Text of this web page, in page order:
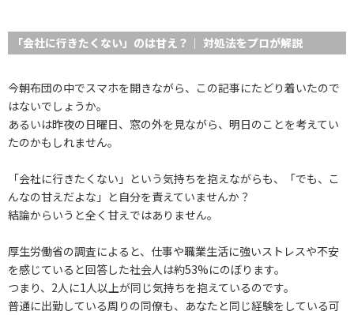
「会社に行きたくない」のは甘え？｜ 対処法をプロが解説
今朝布団の中でスマホを開きながら、この記事にたどり着いたので
はないでしょうか。
あるいは昨夜の日曜日、窓の外を見ながら、明日のことを考えてい
たのかもしれません。
「会社に行きたくない」という気持ちを抱えながらも、「でも、こ
んなの甘えだよな」と自分を責えていませんか？
結論からいうと全く甘えではありません。
厚生労働省の調査によると、仕事や職業生活に強いストレスや不安
を感じていると回答した社会人は約53%にのぼります。
つまり、2人に1人以上が同じ気持ちを抱えているのです。
普通に出勤している周りの同僚も、あなたと同じ経験をしている可